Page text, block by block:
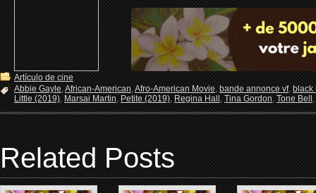
Artículo de cine
Abbie Gayle,African-American,Afro-American Movie,bande annonce vf,black
Little (2019),Marsai Martin,Petite (2019),Regina Hall,Tina Gordon,Tone Bell,
Related Posts